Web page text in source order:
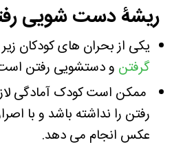
ریشۀ دست شویی
یکی از بحران های کودکان
گرفتن و دستشویی رفتن
ممکن است کودک آمادگی
رفتن را نداشته باشد و با
عکس انجام می دهد.